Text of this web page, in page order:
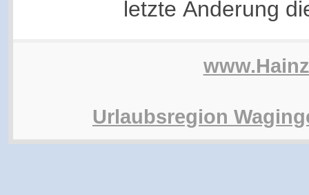
letzte Änderung
Urlaubsregion